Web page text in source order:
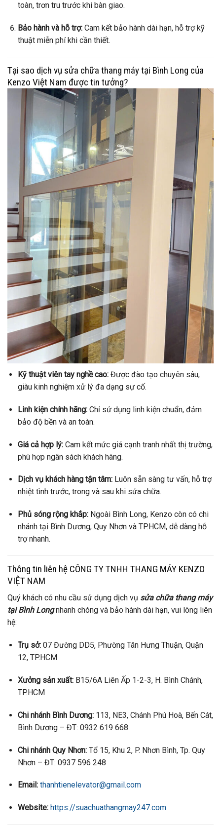
toàn, trơn tru trước khi bàn giao.
Bảo hành và hỗ trợ:Cam kết bảo hành dài hạn, hỗ trợ kỹ
thuật miễn phí khi cần thiết.
Tại sao dịch vụ sửa chữa thang máy tại Bình Long của
Kenzo Việt Nam được tin tưởng?
Kỹ thuật viên tay nghề cao:Được đào tạo chuyên sâu,
giàu kinh nghiệm xử lý đa dạng sự cố.
Linh kiện chính hãng:Chỉ sử dụng linh kiện chuẩn, đảm
bảo độ bền và an toàn.
Giá cả hợp lý:Cam kết mức giá cạnh tranh nhất thị trường,
phù hợp ngân sách khách hàng.
Dịch vụ khách hàng tận tâm:Luôn sẵn sàng tư vấn, hỗ trợ
nhiệt tình trước, trong và sau khi sửa chữa.
Phủ sóng rộng khắp:Ngoài Bình Long, Kenzo còn có chi
nhánh tại Bình Dương, Quy Nhơn và TP.HCM, dễ dàng hỗ
trợ nhanh.
Thông tin liên hệ CÔNG TY TNHH THANG MÁY KENZO
VIỆT NAM
Quý khách có nhu cầu sử dụng dịch vụ sửa chữa thang máy
tại Bình Longnhanh chóng và bảo hành dài hạn, vui lòng liên
hệ:
Trụ sở:07 Đường DD5, Phường Tân Hưng Thuận, Quận
12, TP.HCM
Xưởng sản xuất:B15/6A Liên Ấp 1-2-3, H. Bình Chánh,
TP.HCM
Chi nhánh Bình Dương:113, NE3, Chánh Phú Hoà, Bến Cát,
Bình Dương – ĐT: 0932 619 668
Chi nhánh Quy Nhơn:Tổ 15, Khu 2, P. Nhơn Bình, Tp. Quy
Nhơn – ĐT: 0937 596 248
Email: thanhtienelevator@gmail.com
Website: https://suachuathangmay247.com